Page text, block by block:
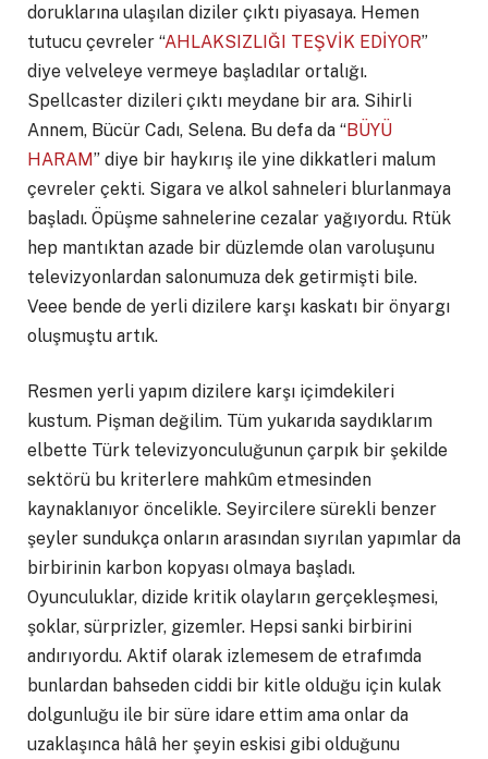
doruklarına ulaşılan diziler çıktı piyasaya. Hemen
tutucu çevreler “AHLAKSIZLIĞI TEŞVİK EDİYOR”
diye velveleye vermeye başladılar ortalığı.
Spellcaster dizileri çıktı meydane bir ara. Sihirli
Annem, Bücür Cadı, Selena. Bu defa da “BÜYÜ
HARAM” diye bir haykırış ile yine dikkatleri malum
çevreler çekti. Sigara ve alkol sahneleri blurlanmaya
başladı. Öpüşme sahnelerine cezalar yağıyordu. Rtük
hep mantıktan azade bir düzlemde olan varoluşunu
televizyonlardan salonumuza dek getirmişti bile.
Veee bende de yerli dizilere karşı kaskatı bir önyargı
oluşmuştu artık.
Resmen yerli yapım dizilere karşı içimdekileri
kustum. Pişman değilim. Tüm yukarıda saydıklarım
elbette Türk televizyonculuğunun çarpık bir şekilde
sektörü bu kriterlere mahkûm etmesinden
kaynaklanıyor öncelikle. Seyircilere sürekli benzer
şeyler sundukça onların arasından sıyrılan yapımlar da
birbirinin karbon kopyası olmaya başladı.
Oyunculuklar, dizide kritik olayların gerçekleşmesi,
şoklar, sürprizler, gizemler. Hepsi sanki birbirini
andırıyordu. Aktif olarak izlemesem de etrafımda
bunlardan bahseden ciddi bir kitle olduğu için kulak
dolgunluğu ile bir süre idare ettim ama onlar da
uzaklaşınca hâlâ her şeyin eskisi gibi olduğunu